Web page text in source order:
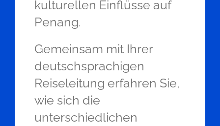
kulturellen Einflüsse auf
Penang.
Gemeinsam mit Ihrer
deutschsprachigen
Reiseleitung erfahren Sie,
wie sich die
unterschiedlichen